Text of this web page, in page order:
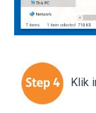
Klik